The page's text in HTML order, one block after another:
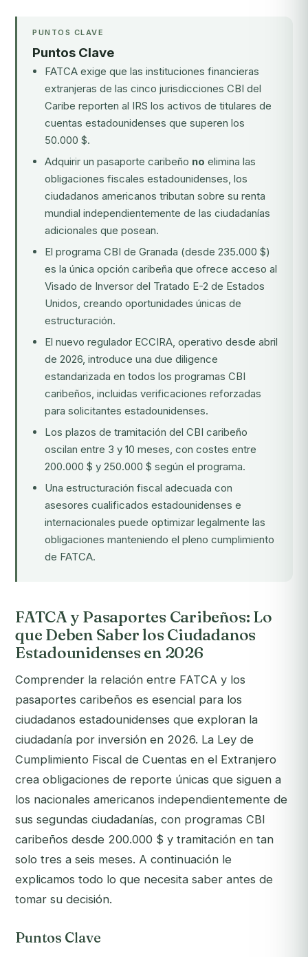
PUNTOS CLAVE
Puntos Clave
FATCA exige que las instituciones financieras
extranjeras de las cinco jurisdicciones CBI del
Caribe reporten al IRS los activos de titulares de
cuentas estadounidenses que superen los
50.000 $.
Adquirir un pasaporte caribeño no elimina las
obligaciones fiscales estadounidenses, los
ciudadanos americanos tributan sobre su renta
mundial independientemente de las ciudadanías
adicionales que posean.
El programa CBI de Granada (desde 235.000 $)
es la única opción caribeña que ofrece acceso al
Visado de Inversor del Tratado E-2 de Estados
Unidos, creando oportunidades únicas de
estructuración.
El nuevo regulador ECCIRA, operativo desde abril
de 2026, introduce una due diligence
estandarizada en todos los programas CBI
caribeños, incluidas verificaciones reforzadas
para solicitantes estadounidenses.
Los plazos de tramitación del CBI caribeño
oscilan entre 3 y 10 meses, con costes entre
200.000 $ y 250.000 $ según el programa.
Una estructuración fiscal adecuada con
asesores cualificados estadounidenses e
internacionales puede optimizar legalmente las
obligaciones manteniendo el pleno cumplimiento
de FATCA.
FATCA y Pasaportes Caribeños: Lo
que Deben Saber los Ciudadanos
Estadounidenses en 2026
Comprender la relación entre FATCA y los
pasaportes caribeños es esencial para los
ciudadanos estadounidenses que exploran la
ciudadanía por inversión en 2026. La Ley de
Cumplimiento Fiscal de Cuentas en el Extranjero
crea obligaciones de reporte únicas que siguen a
los nacionales americanos independientemente de
sus segundas ciudadanías, con programas CBI
caribeños desde 200.000 $ y tramitación en tan
solo tres a seis meses. A continuación le
explicamos todo lo que necesita saber antes de
tomar su decisión.
Puntos Clave